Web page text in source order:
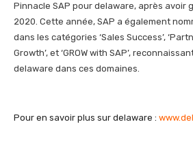
Pinnacle SAP pour delaware, après avoir
2020. Cette année, SAP a également
dans les catégories ‘Sales Success’,
Growth’, et ‘GROW with SAP’,
delaware dans ces domaines.
Pour en savoir plus sur delaware :